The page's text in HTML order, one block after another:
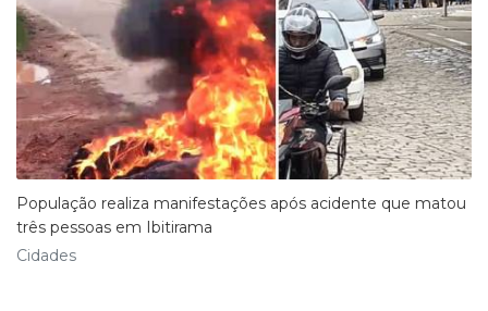
População realiza manifestações após acidente que matou
três pessoas em Ibitirama
Cidades